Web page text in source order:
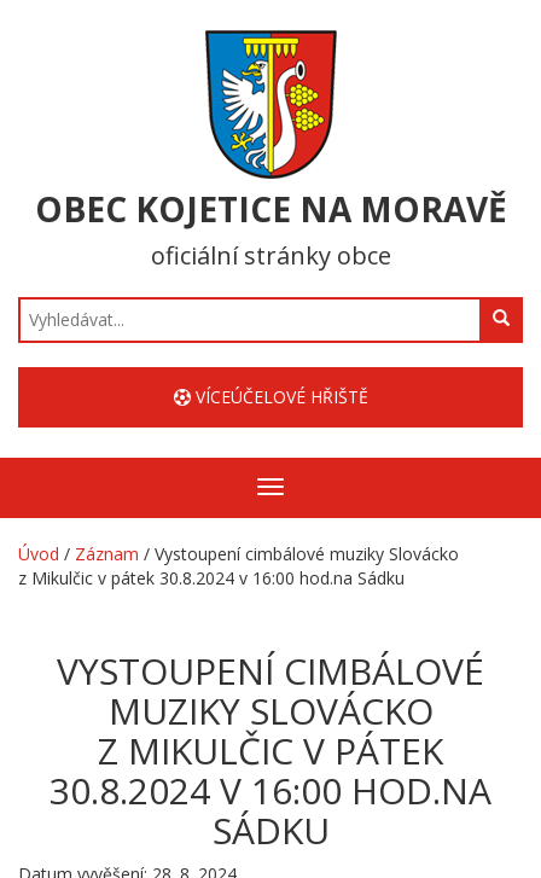
OBEC KOJETICE NA MORAVĚ
oficiální stránky obce
Hledat
VÍCEÚČELOVÉ HŘIŠTĚ
Zobrazit/skrýt
navigaci
Úvod / Záznam / Vystoupení cimbálové muziky Slovácko
z Mikulčic v pátek 30.8.2024 v 16:00 hod.na Sádku
VYSTOUPENÍ CIMBÁLOVÉ
MUZIKY SLOVÁCKO
Z MIKULČIC V PÁTEK
30.8.2024 V 16:00 HOD.NA
SÁDKU